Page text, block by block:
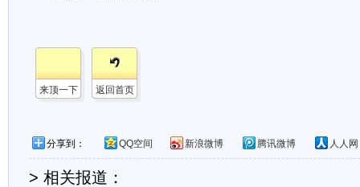
来顶一下 返回首页
分享到： QQ空间 新浪微博 腾讯微博 人人网
> 相关报道：